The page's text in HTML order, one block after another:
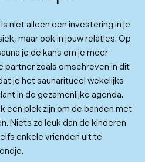
niet alleen een investering in je
maar ook in jouw relaties. Op
je de kans om je meer
partner zoals omschreven in dit
je het saunaritueel wekelijks
in de gezamenlijke agenda.
een plek zijn om de banden met
Niets zo leuk dan de kinderen
enkele vrienden uit te